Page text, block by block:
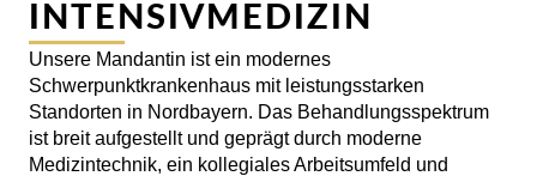
INTENSIVMEDIZIN
Unsere Mandantin ist ein modernes
Schwerpunktkrankenhaus mit leistungsstarken
Standorten in Nordbayern. Das Behandlungsspektrum
ist breit aufgestellt und geprägt durch moderne
Medizintechnik, ein kollegiales Arbeitsumfeld und